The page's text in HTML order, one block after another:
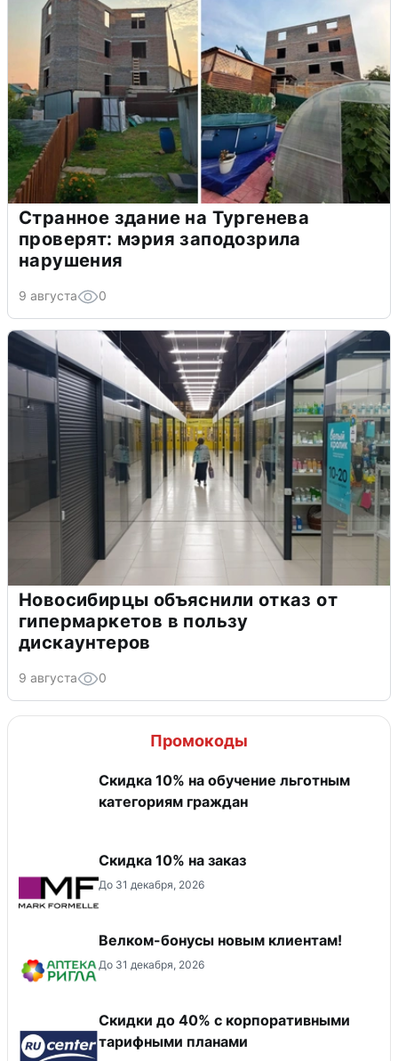
Странное здание на Тургенева
проверят: мэрия заподозрила
нарушения
9 августа 0
Новосибирцы объяснили отказ от
гипермаркетов в пользу
дискаунтеров
9 августа 0
Промокоды
Скидка 10% на обучение льготным
категориям граждан
Скидка 10% на заказ
До 31 декабря, 2026
Велком-бонусы новым клиентам!
До 31 декабря, 2026
Скидки до 40% с корпоративными
тарифными планами